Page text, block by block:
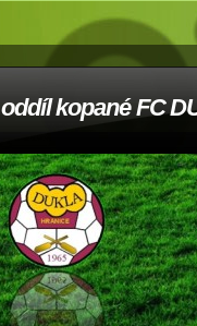
oddíl kopané FC